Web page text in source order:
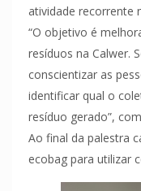
atividade recorrente
“O objetivo é
resíduos na Calwer.
conscientizar as
identificar qual o
resíduo gerado”,
Ao final da palestra
ecobag para utilizar